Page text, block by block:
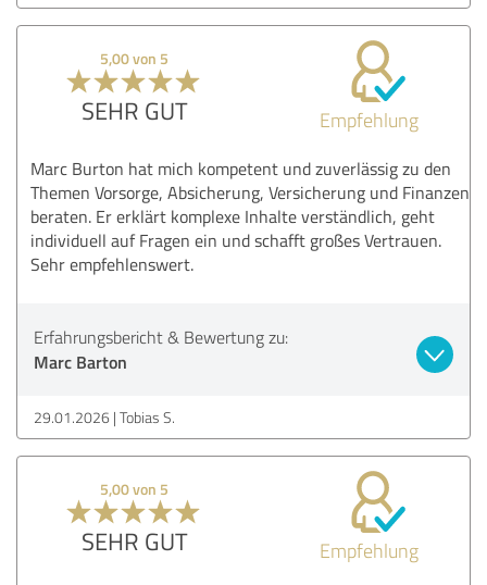
5,00 von 5
SEHR GUT Empfehlung
Marc Burton hat mich kompetent und zuverlässig zu den
Themen Vorsorge, Absicherung, Versicherung und Finanzen
beraten. Er erklärt komplexe Inhalte verständlich, geht
individuell auf Fragen ein und schafft großes Vertrauen.
Sehr empfehlenswert.
Erfahrungsbericht & Bewertung zu:
Marc Barton
29.01.2026 Tobias S.
5,00 von 5
SEHR GUT Empfehlung